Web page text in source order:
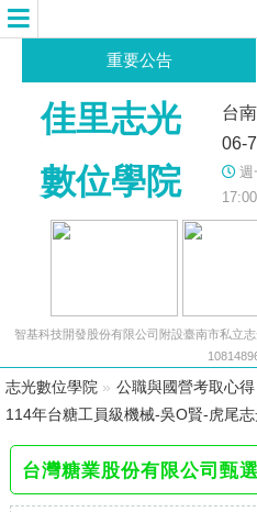
重要公告
佳里志光
數位學院
台
06-
週
17:00
智基科技開發股份有限公司附設臺南市私立
志光數位學院 » 公職與國營考取心得
114年台糖工員級機械-吳O賢-虎尾
台灣糖業股份有限公司甄